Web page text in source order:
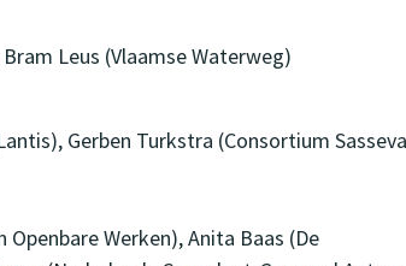
Leus (Vlaamse Waterweg)
Gerben Turkstra (Consortium
Werken), Anita Baas (De